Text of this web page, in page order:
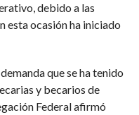
debido a las
esta ocasión ha iniciado
que se ha tenido
y becarios de
Federal afirmó